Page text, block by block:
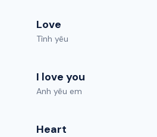
Love
Tình yêu
I love you
Anh yêu em
Heart